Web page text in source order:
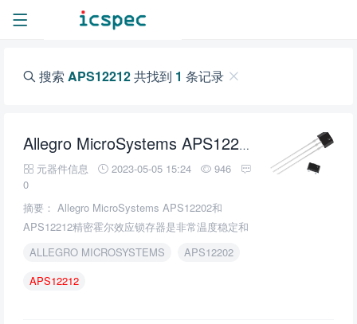
搜索 APS12212共找到 1 条记录
Allegro MicroSystems APS12202和 APS12212
元器件信息 2023-05-05 15:24
946
0
摘要： Allegro MicroSystems APS12202和
APS12212精密霍尔效应锁存器是非常温度稳定和
抗应力的传感器ic，非常适合在扩展温度范围(高达
ALLEGRO MICROSYSTEMS
APS12202
APS12212